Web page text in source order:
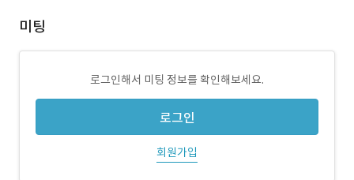
미팅
로그인해서 미팅 정보를 확인해보세요.
로그인
회원가입